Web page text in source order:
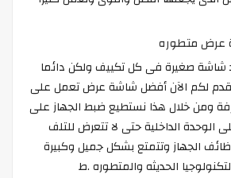
عرض متطوره
شاشة صغيرة فى كل تكييف ولكن دائما
نقدم لكم الآن أفضل شاشة عرض تعمل على
ومن خلال هذا نستطيع ضبط الجهاز على
الوحدة الداخلية حتى لا تتعرض للتلف
الجهاز وتتمتع بشكل جميل وكبيرة
الحديثه والمتطوره .ط